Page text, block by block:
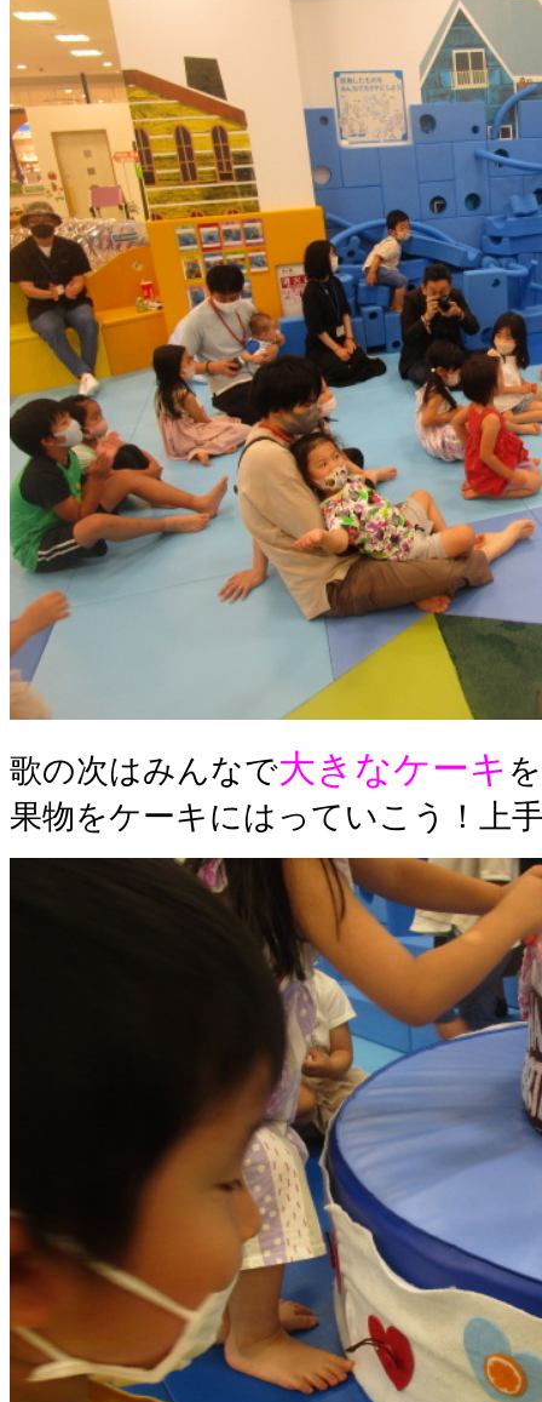
歌の次はみんなで大きなケーキ
果物をケーキにはっていこう！上